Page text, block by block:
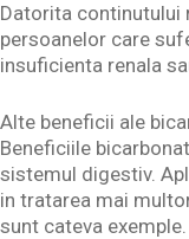
Datorita continutului
persoanelor care
insuficienta renala
Alte beneficii ale
Beneficiile
sistemul digestiv.
in tratarea mai
sunt cateva exemple.